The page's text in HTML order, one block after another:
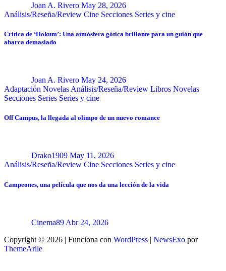
Joan A. Rivero May 28, 2026
Análisis/Reseña/Review Cine Secciones Series y cine
Crítica de ‘Hokum’: Una atmósfera gótica brillante para un guión que
abarca demasiado
Joan A. Rivero May 24, 2026
Adaptación Novelas Análisis/Reseña/Review Libros Novelas
Secciones Series Series y cine
Off Campus, la llegada al olimpo de un nuevo romance
Drako1909 May 11, 2026
Análisis/Reseña/Review Cine Secciones Series y cine
Campeones, una película que nos da una lección de la vida
Cinema89 Abr 24, 2026
Copyright © 2026 | Funciona con WordPress | NewsExo por
ThemeArile